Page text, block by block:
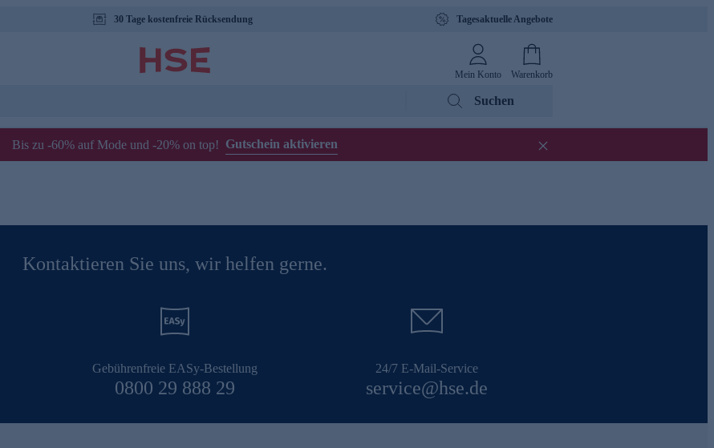
30 Tage kostenfreie Rücksendung Tagesaktuelle Angebote
Mein Konto Warenkorb
Suchen
Bis zu -60% auf Mode und -20% on top! Gutschein aktivieren
Kontaktieren Sie uns, wir helfen gerne.
Gebührenfreie EASy-Bestellung
0800 29 888 29
24/7 E-Mail-Service
service@hse.de